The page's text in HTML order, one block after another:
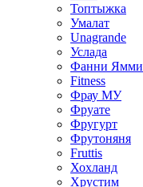
Топтыжка
Умалат
Unagrande
Услада
Фанни Ямми
Fitness
Фрау МУ
Фруате
Фругурт
Фрутоняня
Fruttis
Хохланд
Хрустим